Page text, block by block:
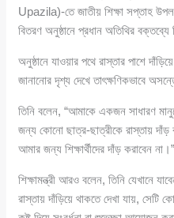
Upazila)-তে জাতীয় শিক্ষা সপ্তাহ
বিতরণ অনুষ্ঠানে প্রধান অতিথির বক্তব্যে
অনুষ্ঠানে যাওয়ার পথে রাস্তার পাশে
জানানোর দৃশ্য দেখে তাৎক্ষণিকভাবে
তিনি বলেন, “আমাকে একজন সাধারণ
জন্য কোনো ছাত্র-ছাত্রীকে রাস্তায় দাঁড়
আমার জন্য শিক্ষার্থীদের দাঁড় করাবেন না।”
শিক্ষামন্ত্রী আরও বলেন, তিনি যেখানে
রাস্তায় দাঁড়িয়ে থাকতে দেখা যায়, সেটি